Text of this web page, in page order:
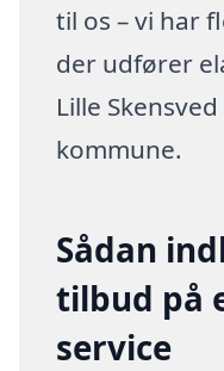
til os – vi har
der udfører
Lille
kommune.
Sådan
tilbud på
service